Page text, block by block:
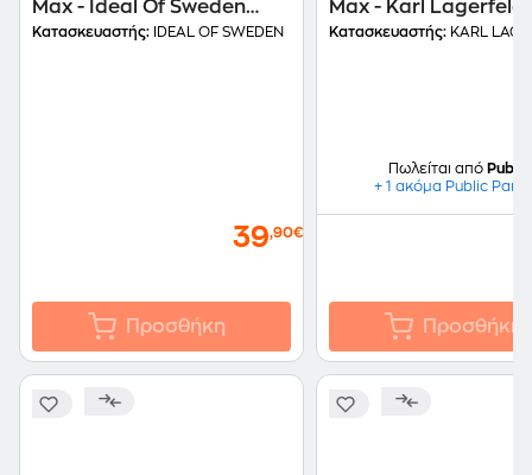
Max - Ideal Of Sweden
Atelier Case - Lemon
Κατασκευαστής: IDEAL OF SWEDEN
39,90€
Προσθήκη
Max - Karl Lagerfeld
Rubber Choupette’s
Κατασκευαστής: KARL
Πωλείται από Public
+ 1 ακόμα Public
Προσθήκη